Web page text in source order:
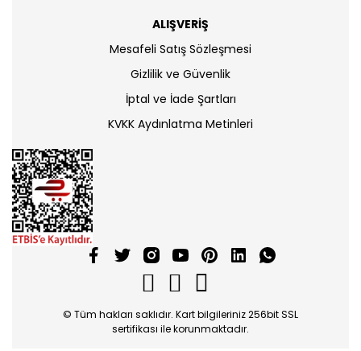
ALIŞVERİŞ
Mesafeli Satış Sözleşmesi
Gizlilik ve Güvenlik
İptal ve İade Şartları
KVKK Aydınlatma Metinleri
© Tüm hakları saklıdır. Kart bilgileriniz 256bit SSL
sertifikası ile korunmaktadır.